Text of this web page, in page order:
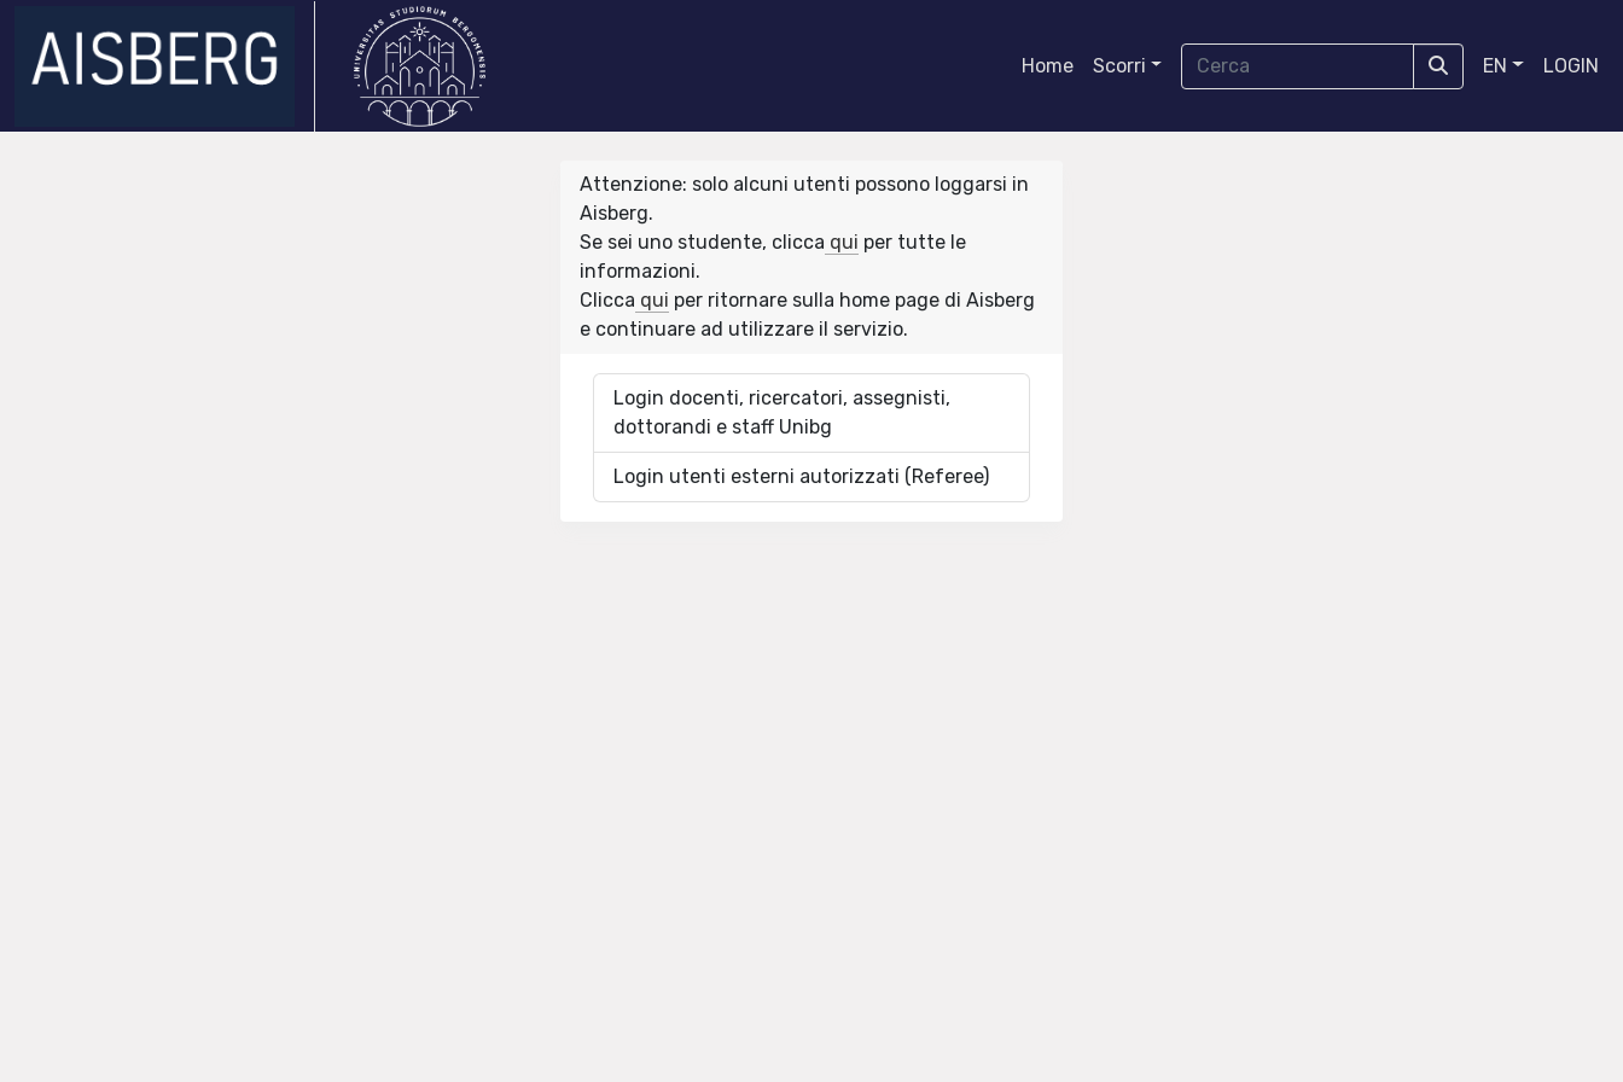
Home Scorri EN LOGIN
Attenzione: solo alcuni utenti possono loggarsi in
Aisberg.
Se sei uno studente, clicca qui per tutte le
informazioni.
Clicca qui per ritornare sulla home page di Aisberg
e continuare ad utilizzare il servizio.
Login docenti, ricercatori, assegnisti,
dottorandi e staff Unibg
Login utenti esterni autorizzati (Referee)